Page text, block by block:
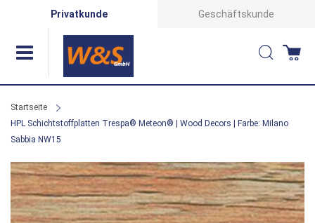
Privatkunde Geschäftskunde
Suche
Startseite
HPL Schichtstoffplatten Trespa® Meteon® | Wood Decors | Farbe: Milano
Sabbia NW15
Zum
Ende
der